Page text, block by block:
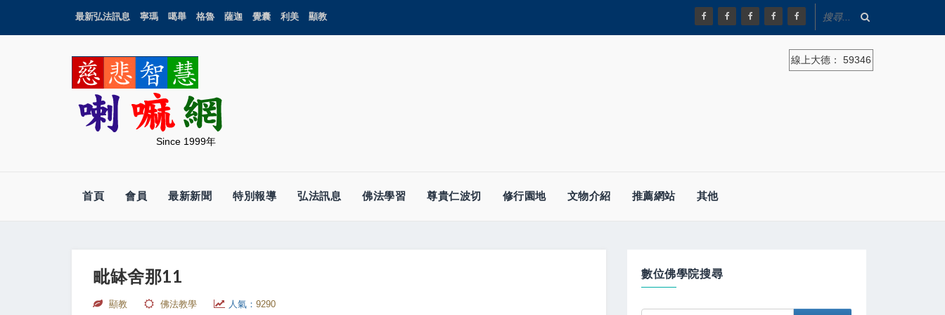
最新弘法訊息 寧瑪 噶舉 格魯 薩迦 覺囊 利美 顯教
Since 1999年
線上大德： 59346
首頁 會員 最新新聞 特別報導 弘法訊息 佛法學習 尊貴仁波切 修行園地 文物介紹 推薦網站 其他
毗缽舍那11
顯教 佛法教學 人氣： 9290
數位佛學院搜尋